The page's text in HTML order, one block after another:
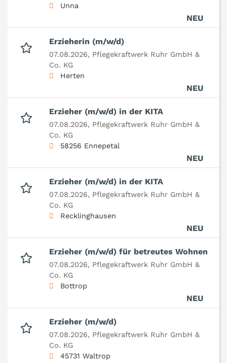
Unna
NEU
Erzieherin (m/w/d)
07.08.2026, Pflegekraftwerk Ruhr GmbH &
Co. KG
Herten
NEU
Erzieher (m/w/d) in der KITA
07.08.2026, Pflegekraftwerk Ruhr GmbH &
Co. KG
58256 Ennepetal
NEU
Erzieher (m/w/d) in der KITA
07.08.2026, Pflegekraftwerk Ruhr GmbH &
Co. KG
Recklinghausen
NEU
Erzieher (m/w/d) für betreutes Wohnen
07.08.2026, Pflegekraftwerk Ruhr GmbH &
Co. KG
Bottrop
NEU
Erzieher (m/w/d)
07.08.2026, Pflegekraftwerk Ruhr GmbH &
Co. KG
45731 Waltrop